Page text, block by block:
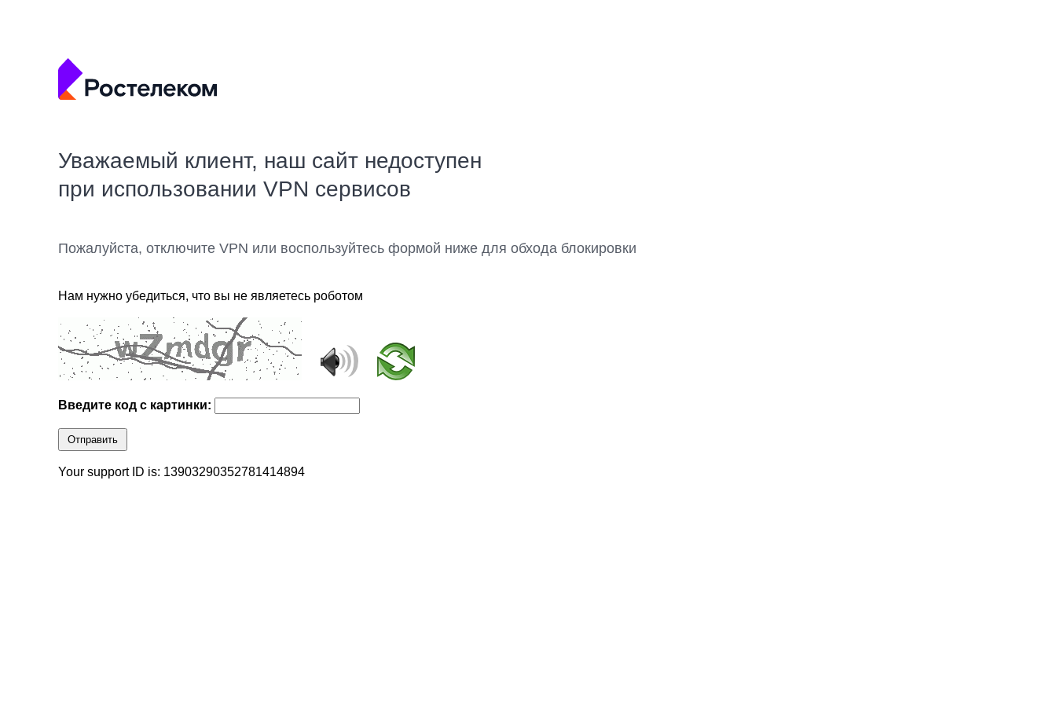
Уважаемый клиент, наш сайт недоступен
при использовании VPN сервисов
Пожалуйста, отключите VPN или воспользуйтесь формой ниже для обхода блокировки
Нам нужно убедиться, что вы не являетесь роботом
Введите код с картинки:
Отправить
Your support ID is: 13903290352781414894